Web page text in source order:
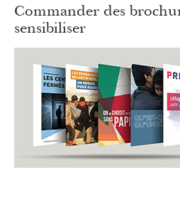
Commander des
sensibiliser